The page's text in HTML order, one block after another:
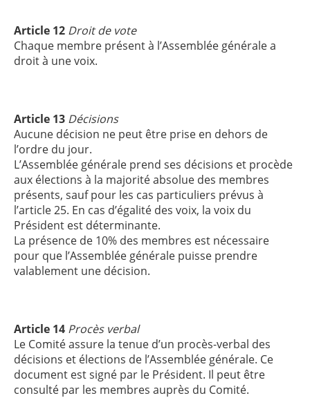
Article 12 Droit de vote
Chaque membre présent à l’Assemblée générale a
droit à une voix.
Article 13 Décisions
Aucune décision ne peut être prise en dehors de
l’ordre du jour.
L’Assemblée générale prend ses décisions et procède
aux élections à la majorité absolue des membres
présents, sauf pour les cas particuliers prévus à
l’article 25. En cas d’égalité des voix, la voix du
Président est déterminante.
La présence de 10% des membres est nécessaire
pour que l’Assemblée générale puisse prendre
valablement une décision.
Article 14 Procès verbal
Le Comité assure la tenue d’un procès-verbal des
décisions et élections de l’Assemblée générale. Ce
document est signé par le Président. Il peut être
consulté par les membres auprès du Comité.